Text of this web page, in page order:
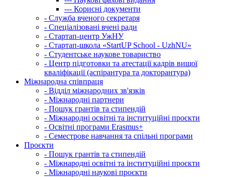
--- Корисні документи
- Служба вченого секретаря
- Спеціалізовані вчені ради
- Стартап-центр УжНУ
- Стартап-школа «StartUP School - UzhNU»
- Студентське наукове товариство
- Центр підготовки та атестації кадрів вищої
кваліфікації (аспірантура та докторантура)
Міжнародна співпраця
- Відділ міжнародних зв'язків
- Міжнародні партнери
- Пошук грантів та стипендій
- Міжнародні освітні та інституційні проєкти
- Освітні програми Erasmus+
- Семестрове навчання та спільні програми
Проєкти
- Пошук грантів та стипендій
- Міжнародні освітні та інституційні проєкти
- Міжнародні наукові проєкти